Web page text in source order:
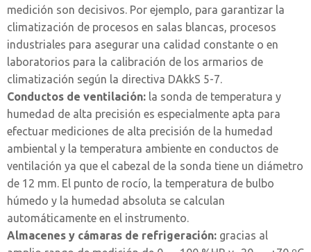
medición son decisivos. Por ejemplo, para garantizar la
climatización de procesos en salas blancas, procesos
industriales para asegurar una calidad constante o en
laboratorios para la calibración de los armarios de
climatización según la directiva DAkkS 5-7.
Conductos de ventilación: la sonda de temperatura y
humedad de alta precisión es especialmente apta para
efectuar mediciones de alta precisión de la humedad
ambiental y la temperatura ambiente en conductos de
ventilación ya que el cabezal de la sonda tiene un diámetro
de 12 mm. El punto de rocío, la temperatura de bulbo
húmedo y la humedad absoluta se calculan
automáticamente en el instrumento.
Almacenes y cámaras de refrigeración: gracias al